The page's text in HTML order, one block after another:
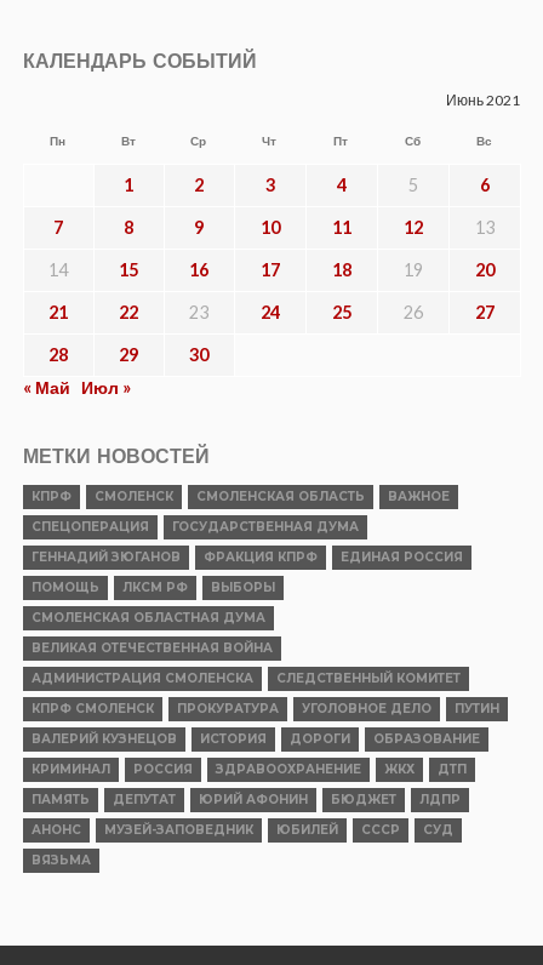
КАЛЕНДАРЬ СОБЫТИЙ
Июнь 2021
Пн Вт Ср Чт Пт Сб Вс
1 2 3 4 5 6
7 8 9 10 11 12 13
14 15 16 17 18 19 20
21 22 23 24 25 26 27
28 29
30
« Май
Июл »
МЕТКИ НОВОСТЕЙ
КПРФ СМОЛЕНСК СМОЛЕНСКАЯ ОБЛАСТЬ
ВАЖНОЕ
СПЕЦОПЕРАЦИЯ
ГОСУДАРСТВЕННАЯ ДУМА
ГЕННАДИЙ ЗЮГАНОВ
ФРАКЦИЯ КПРФ
ЕДИНАЯ РОССИЯ
ПОМОЩЬ
ЛКСМ РФ
ВЫБОРЫ
СМОЛЕНСКАЯ ОБЛАСТНАЯ ДУМА
ВЕЛИКАЯ ОТЕЧЕСТВЕННАЯ ВОЙНА
АДМИНИСТРАЦИЯ СМОЛЕНСКА
СЛЕДСТВЕННЫЙ КОМИТЕТ
КПРФ СМОЛЕНСК
ПРОКУРАТУРА УГОЛОВНОЕ ДЕЛО
ПУТИН
ВАЛЕРИЙ КУЗНЕЦОВ
ИСТОРИЯ ДОРОГИ
ОБРАЗОВАНИЕ
КРИМИНАЛ
РОССИЯ ЗДРАВООХРАНЕНИЕ ЖКХ
ДТП
ПАМЯТЬ
ДЕПУТАТ ЮРИЙ АФОНИН БЮДЖЕТ
ЛДПР
АНОНС
МУЗЕЙ-ЗАПОВЕДНИК ЮБИЛЕЙ СССР
СУД
ВЯЗЬМА